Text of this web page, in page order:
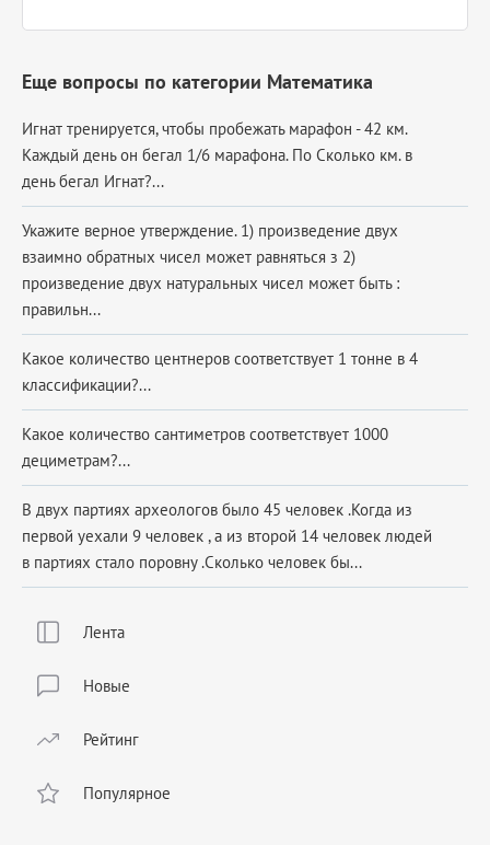
Лента
Новые
Рейтинг
Популярное
Еще вопросы по категории Математика
Игнат тренируется, чтобы пробежать марафон - 42 км.
Каждый день он бегал 1/6 марафона. По Сколько км. в
день бегал Игнат?...
Укажите верное утверждение. 1) произведение двух
взаимно обратных чисел может равняться з 2)
произведение двух натуральных чисел может быть :
правильн...
Какое количество центнеров соответствует 1 тонне в 4
классификации?...
Какое количество сантиметров соответствует 1000
дециметрам?...
В двух партиях археологов было 45 человек .Когда из
первой уехали 9 человек , а из второй 14 человек людей
в партиях стало поровну .Сколько человек бы...